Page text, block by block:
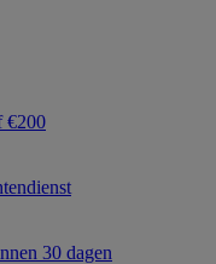
€200
30 dagen